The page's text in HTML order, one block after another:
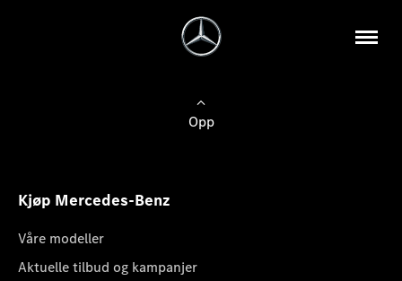
Opp
Kjøp Mercedes-Benz
Våre modeller
Aktuelle tilbud og kampanjer